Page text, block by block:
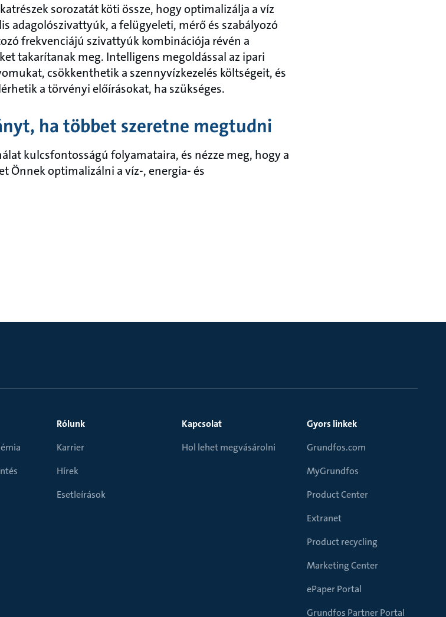
sorozatát köti össze, hogy optimalizálja a víz
adagolószivattyúk, a felügyeleti, mérő és szabályozó
frekvenciájú szivattyúk kombinációja révén a
takarítanak meg. Intelligens megoldással az ipari
csökkenthetik a szennyvízkezelés költségeit, és
a törvényi előírásokat, ha szükséges.
ha többet szeretne megtudni
kulcsfontosságú folyamataira, és nézze meg, hogy a
Önnek optimalizálni a víz-, energia- és
Rólunk
Karrier
Hírek
Esetleírások
Kapcsolat
Hol lehet megvásárolni
Gyors linkek
Grundfos.com
MyGrundfos
Product Center
Extranet
Product recycling
Marketing Center
ePaper Portal
Grundfos Partner Portal